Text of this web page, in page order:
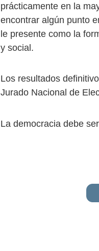
prácticamente en la
encontrar algún punto
le presente como la
y social.
Los resultados
Jurado Nacional de
La democracia debe